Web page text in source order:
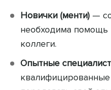
Новички (менти) —
необходима помощь
коллеги.
Опытные